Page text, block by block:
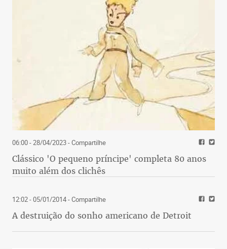
06:00 - 28/04/2023- Compartilhe
Clássico 'O pequeno príncipe' completa 80 anos
muito além dos clichês
12:02 - 05/01/2014- Compartilhe
A destruição do sonho americano de Detroit